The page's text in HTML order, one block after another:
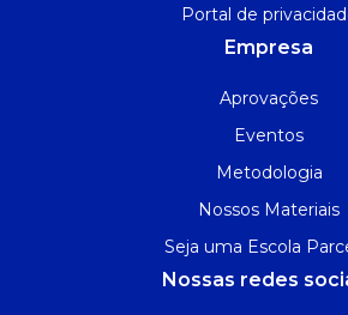
Portal de
Empresa
Aprovações
Eventos
Metodologia
Nossos Materiais
Seja uma Escola
Nossas redes